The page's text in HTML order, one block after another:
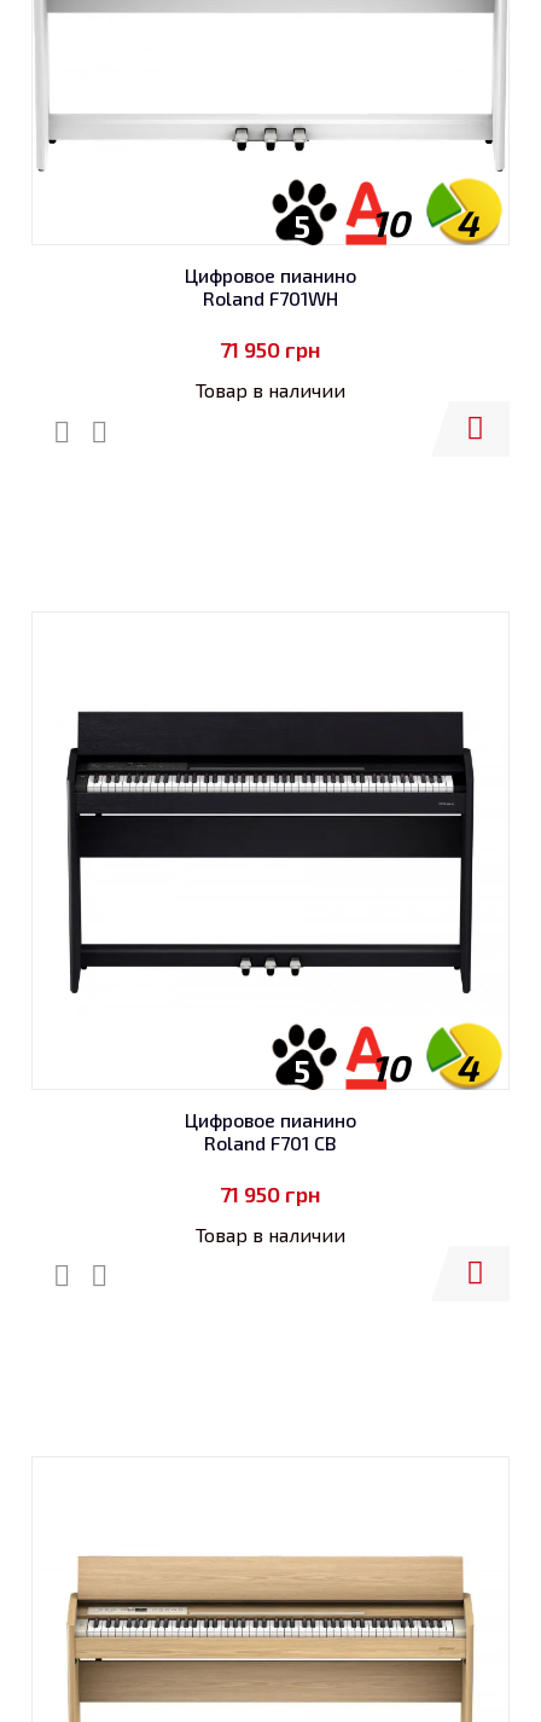
4
10
5
Цифровое пианино
Roland F701WH
71 950 грн
Товар в наличии
4
10
5
Цифровое пианино
Roland F701 CB
71 950 грн
Товар в наличии